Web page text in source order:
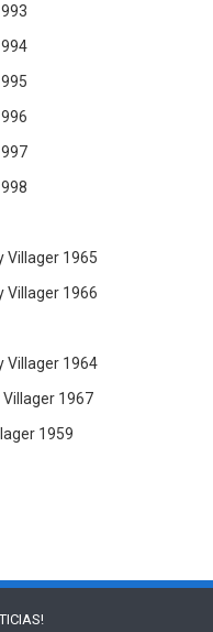
Villager 1965
Villager 1966
Villager 1964
Villager 1967
1959